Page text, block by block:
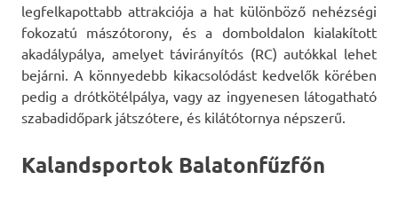
legfelkapottabb attrakciója a hat különböző nehézségi
fokozatú mászótorony, és a domboldalon kialakított
akadálypálya, amelyet távirányítós (RC) autókkal lehet
bejárni. A könnyedebb kikacsolódást kedvelők körében
pedig a drótkötélpálya, vagy az ingyenesen látogatható
szabadidőpark játszótere, és kilátótornya népszerű.
Kalandsportok Balatonfűzfőn